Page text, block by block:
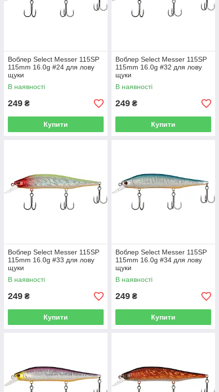
Воблер Select Messer 115SP
115mm 16.0g #24 для лову
щуки
В наявності
249 ₴
Купити
Воблер Select Messer 115SP
115mm 16.0g #32 для лову
щуки
В наявності
249 ₴
Купити
Воблер Select Messer 115SP
115mm 16.0g #33 для лову
щуки
В наявності
249 ₴
Купити
Воблер Select Messer 115SP
115mm 16.0g #34 для лову
щуки
В наявності
249 ₴
Купити